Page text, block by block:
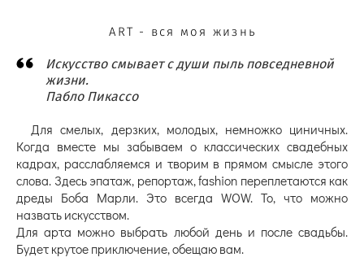
ART - вся моя жизнь
Искусство смывает с души пыль повседневной
жизни.
Пабло Пикассо
Для смелых, дерзких, молодых, немножко циничных.
Когда вместе мы забываем о классических свадебных
кадрах, расслабляемся и творим в прямом смысле этого
слова. Здесь эпатаж, репортаж, fashion переплетаются как
дреды Боба Марли. Это всегда WOW. То, что можно
назвать искусством.
Для арта можно выбрать любой день и после свадьбы.
Будет крутое приключение, обещаю вам.